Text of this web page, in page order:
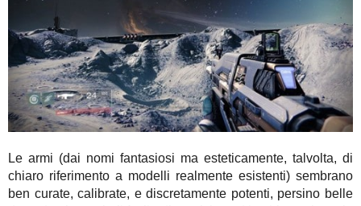
Le armi (dai nomi fantasiosi ma esteticamente, talvolta, di
chiaro riferimento a modelli realmente esistenti) sembrano
ben curate, calibrate, e discretamente potenti, persino belle